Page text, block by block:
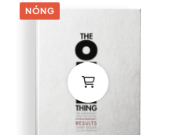
NÓNG